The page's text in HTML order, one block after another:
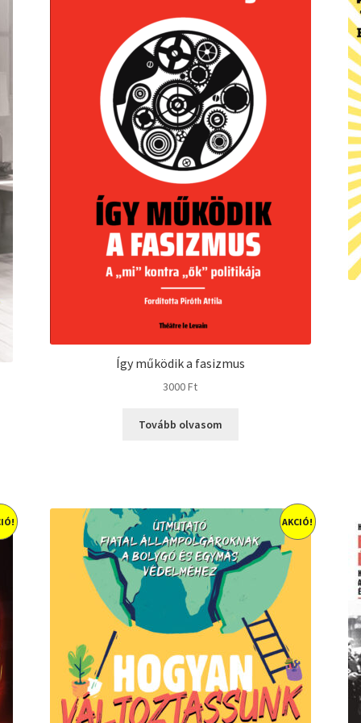
Így működik a fasizmus
3000Ft
Tovább olvasom
AKCIÓ!